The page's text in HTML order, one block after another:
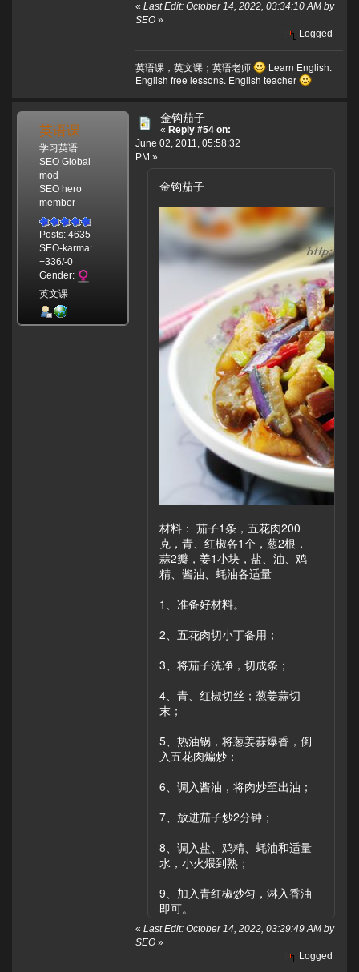
« Last Edit: October 14, 2022, 03:34:10 AM by
SEO »
Logged
英语课，英文课；英语老师
Learn English.
English free lessons. English teacher
英语课
学习英语
SEO Global
mod
SEO hero
member
Posts: 4635
SEO-karma:
+336/-0
Gender:
英文课
金钩茄子
« Reply #54 on:
June 02, 2011, 05:58:32
PM »
金钩茄子
材料： 茄子1条，五花肉200
克，青、红椒各1个，葱2根，
蒜2瓣，姜1小块，盐、油、鸡
精、酱油、蚝油各适量
1、准备好材料。
2、五花肉切小丁备用；
3、将茄子洗净，切成条；
4、青、红椒切丝；葱姜蒜切
末；
5、热油锅，将葱姜蒜爆香，倒
入五花肉煸炒；
6、调入酱油，将肉炒至出油；
7、放进茄子炒2分钟；
8、调入盐、鸡精、蚝油和适量
水，小火煨到熟；
9、加入青红椒炒匀，淋入香油
即可。
« Last Edit: October 14, 2022, 03:29:49 AM by
SEO »
Logged